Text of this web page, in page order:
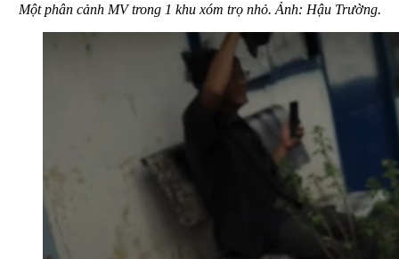
Một phân cảnh MV trong 1 khu xóm trọ nhỏ. Ảnh: Hậu Trường.